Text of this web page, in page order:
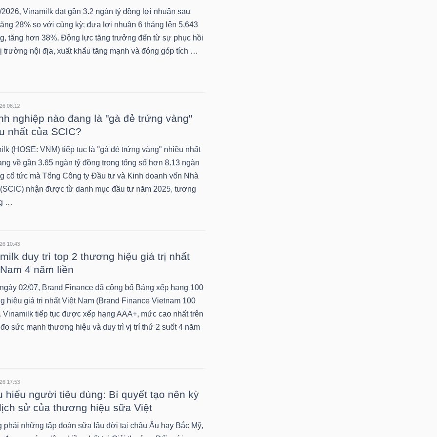
2026, Vinamilk đạt gần 3.2 ngàn tỷ đồng lợi nhuận sau
28% so với cùng kỳ; đưa lợi nhuận 6 tháng lên 5,643
tăng hơn 38%. Động lực tăng trưởng đến từ sự phục hồi
trường nội địa, xuất khẩu tăng mạnh và đóng góp tích …
08:12
nghiệp nào đang là "gà đẻ trứng vàng"
nhất của SCIC?
(HOSE: VNM) tiếp tục là "gà đẻ trứng vàng" nhiều nhất
về gần 3.65 ngàn tỷ đồng trong tổng số hơn 8.13 ngàn
cổ tức mà Tổng Công ty Đầu tư và Kinh doanh vốn Nhà
nhận được từ danh mục đầu tư năm 2025, tương
…
10:43
duy trì top 2 thương hiệu giá trị nhất
4 năm liền
02/07, Brand Finance đã công bố Bảng xếp hạng 100
hiệu giá trị nhất Việt Nam (Brand Finance Vietnam 100
Vinamilk tiếp tục được xếp hạng AAA+, mức cao nhất trên
sức mạnh thương hiệu và duy trì vị trí thứ 2 suốt 4 năm
17:53
hiểu người tiêu dùng: Bí quyết tạo nên kỳ
sử của thương hiệu sữa Việt
phải những tập đoàn sữa lâu đời tại châu Âu hay Bắc Mỹ,